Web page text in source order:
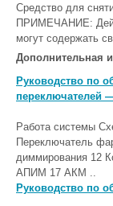
Средство для
ПРИМЕЧАНИЕ:
могут содержать
Дополнительная
Руководство по
переключателей
Работа системы
Переключатель
диммирования 12
АПИМ 17 АКМ ..
Руководство по